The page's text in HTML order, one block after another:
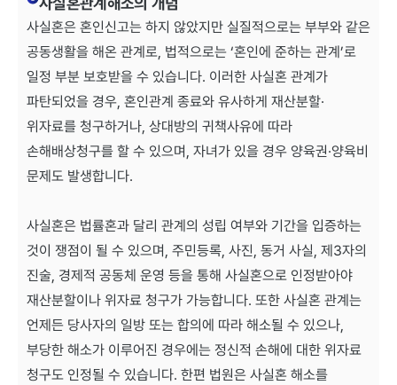
사실혼은 혼인신고는 하지 않았지만 실질적으로는 부부와 같은
공동생활을 해온 관계로, 법적으로는 ‘혼인에 준하는 관계’로
일정 부분 보호받을 수 있습니다. 이러한 사실혼 관계가
파탄되었을 경우, 혼인관계 종료와 유사하게 재산분할·
위자료를 청구하거나, 상대방의 귀책사유에 따라
손해배상청구를 할 수 있으며, 자녀가 있을 경우 양육권·양육비
문제도 발생합니다.
사실혼은 법률혼과 달리 관계의 성립 여부와 기간을 입증하는
것이 쟁점이 될 수 있으며, 주민등록, 사진, 동거 사실, 제3자의
진술, 경제적 공동체 운영 등을 통해 사실혼으로 인정받아야
재산분할이나 위자료 청구가 가능합니다. 또한 사실혼 관계는
언제든 당사자의 일방 또는 합의에 따라 해소될 수 있으나,
부당한 해소가 이루어진 경우에는 정신적 손해에 대한 위자료
청구도 인정될 수 있습니다. 한편 법원은 사실혼 해소를